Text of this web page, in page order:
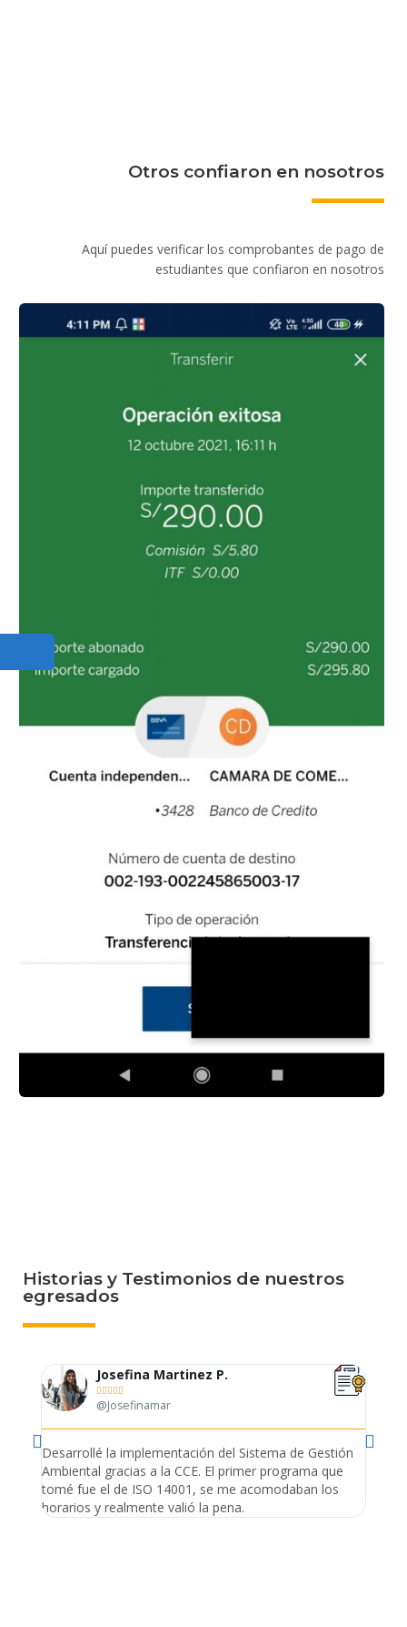
Otros confiaron en nosotros
Aquí puedes verificar los comprobantes de pago de
estudiantes que confiaron en nosotros
Historias y Testimonios de nuestros
egresados
Josefina Martinez P.

@Josefinamar
Desarrollé la implementación del Sistema de Gestión
Ambiental gracias a la CCE. El primer programa que
tomé fue el de ISO 14001, se me acomodaban los
horarios y realmente valió la pena.
Lleve